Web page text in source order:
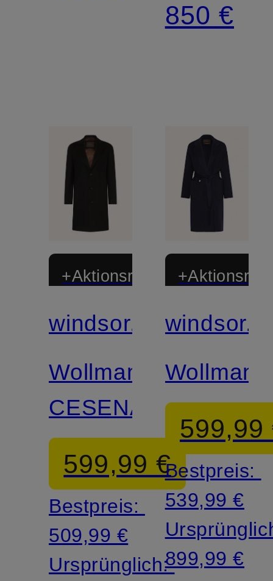
850 €
+Aktionsrabatt
windsor.
Wollmantel
CESENA
599,99 €
Bestpreis:
509,99 €
Ursprünglich:
windsor.
599,99
Bestpreis:
539,99 €
899,99 €